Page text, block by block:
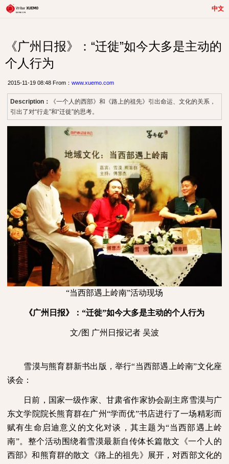
中文
《广州日报》：“迁徙”如今大多是主动的
个人行为
2015-11-19 08:48 From： www.xuemo.com
Description：
《一个人的西部》和《路上的祖先》引出命运、文化的关系，
引出了对“行走”和“迁徙”的思考。
“当西部遇上岭南”活动现场
《广州日报》：“迁徙”如今大多是主动的个人行为
文/图 广州日报记者 吴波
雪漠与熊育群新书出版，举行“当西部遇上岭南”文化座
谈会：
日前，国家一级作家、甘肃省作家协会副主席雪漠与广
东文学院院长熊育群在广州“学而优”书店进行了一场精彩而
赋有生命启迪意义的文化对谈，其主题为“当西部遇上岭
南”。整个活动围绕着雪漠最新自传体长篇散文《一个人的
西部》和熊育群的散文《路上的祖先》展开，对西部文化的